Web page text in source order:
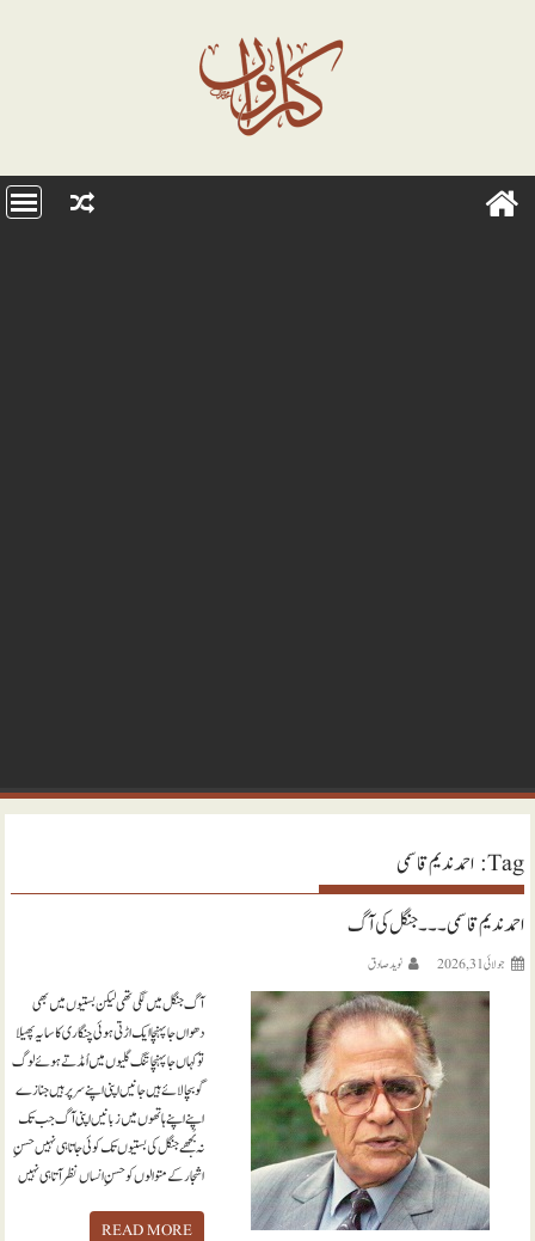
Tag: احمد ندیم قاسمی
احمد ندیم قاسمی ۔۔۔ جنگل کی آگ
جولائی 31, 2026 نويد صادق
آگ جنگل میں لگی تھی لیکن بستیوں میں بھی
دھواں جا پہنچا ایک اڑتی ہوئی چنگاری کا سایہ پھیلا
تو کہاں جا پہنچا تنگ گلیوں میں اُمڈتے ہوئے لوگ
گو بچا لائے ہیں جانیں اپنی اپنے سر پر ہیں جنازے
اپنے اپنے ہاتھوں میں زبانیں اپنی آگ جب تک
نہ بُجھے جنگل کی بستیوں تک کوئی جاتا ہی نہیں حسنِ
اشجار کے متوالوں کو حسنِ انساں نظر آتا ہی نہیں
READ MORE